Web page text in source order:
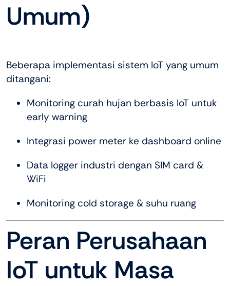
Umum)
Beberapa implementasi sistem IoT yang umum
ditangani:
Monitoring curah hujan berbasis IoT untuk
early warning
Integrasi power meter ke dashboard online
Data logger industri dengan SIM card &
WiFi
Monitoring cold storage & suhu ruang
Peran Perusahaan
IoT untuk Masa